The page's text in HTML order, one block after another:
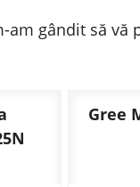
gândit să vă
Gree